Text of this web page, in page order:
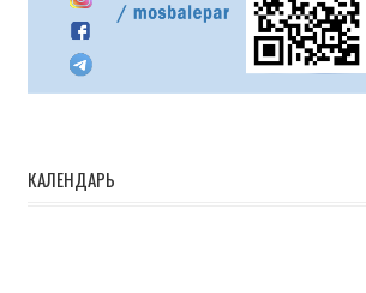
КАЛЕНДАРЬ